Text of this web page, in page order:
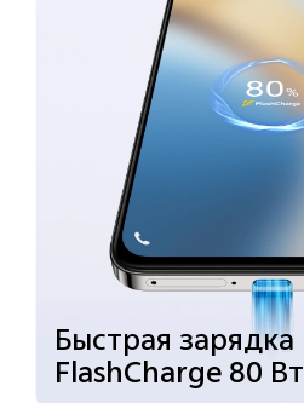
Быстрая зарядка
FlashCharge 80 Вт